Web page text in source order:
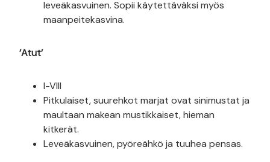
leveäkasvuinen. Sopii käytettäväksi myös
maanpeitekasvina.
’Atut’
I-VIII
Pitkulaiset, suurehkot marjat ovat sinimustat ja
maultaan makean mustikkaiset, hieman
kitkerät.
Leveäkasvuinen, pyöreähkö ja tuuhea pensas.